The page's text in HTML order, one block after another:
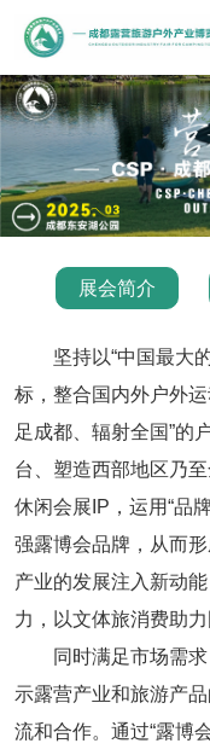
展会简介
坚持以“中国最大
标，整合国内外户外
足成都、辐射全国”的
台、塑造西部地区乃
休闲会展IP，运用“品
强露博会品牌，从而
产业的发展注入新动
力，以文体旅消费助力
同时满足市场需
示露营产业和旅游产
流和合作。通过“露博